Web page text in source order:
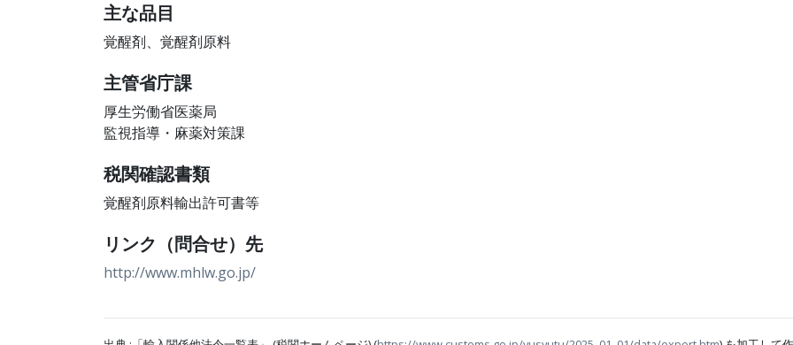
主な品目
覚醒剤、覚醒剤原料
主管省庁課
厚生労働省医薬局
監視指導・麻薬対策課
税関確認書類
覚醒剤原料輸出許可書等
リンク（問合せ）先
http://www.mhlw.go.jp/